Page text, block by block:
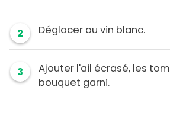
2 Déglacer au vin blanc.
3
Ajouter l'ail écrasé, les
bouquet garni.